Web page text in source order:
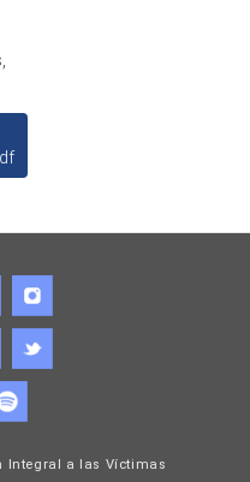
Integral a las Víctimas